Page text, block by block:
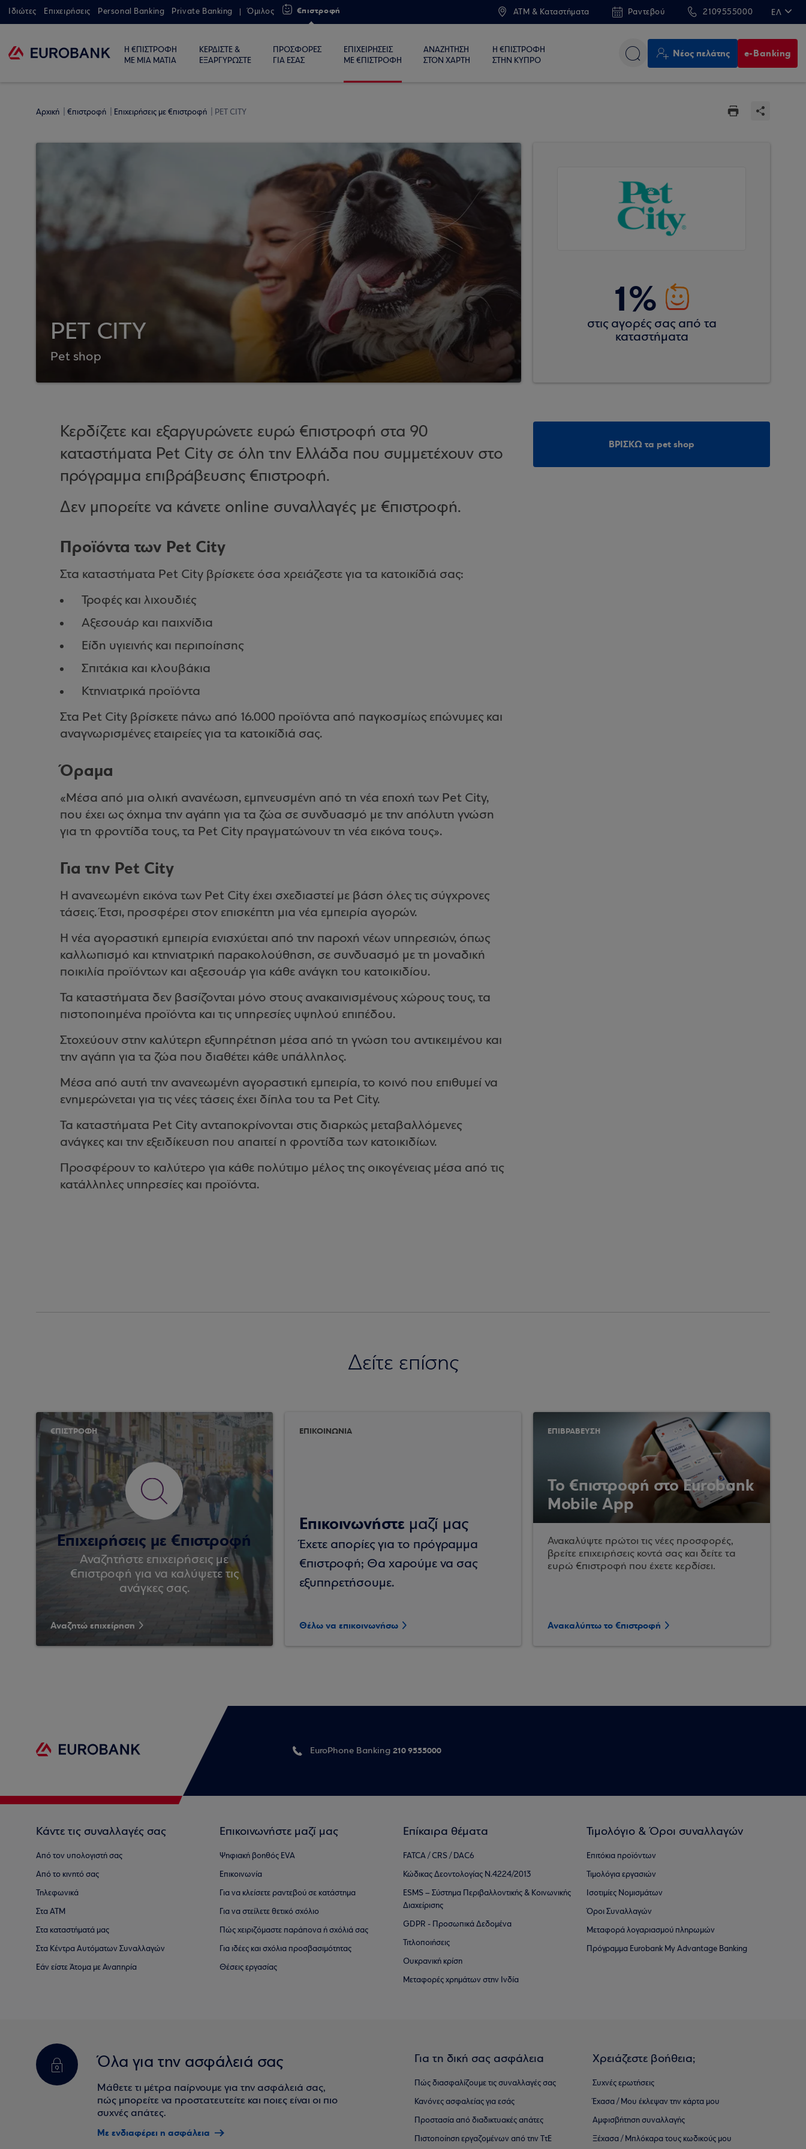
Ιδιώτες Επιχειρήσεις Personal Banking Private Banking Όμιλος €πιστροφή ATM & Καταστήματα Ραντεβού 2109555000 ΕΛ
Η €ΠΙΣΤΡΟΦΗ
ΜΕ ΜΙΑ ΜΑΤΙΑ
ΚΕΡΔΙΣΤΕ &
ΕΞΑΡΓΥΡΩΣΤΕ
ΠΡΟΣΦΟΡΕΣ
ΓΙΑ ΕΣΑΣ
ΕΠΙΧΕΙΡΗΣΕΙΣ
ΜΕ €ΠΙΣΤΡΟΦΗ
ΑΝΑΖΗΤΗΣΗ
ΣΤΟΝ ΧΑΡΤΗ
Η €ΠΙΣΤΡΟΦΗ
ΣΤΗΝ ΚΥΠΡΟ
Νέος πελάτης e-Banking
Αρχική €πιστροφή Επιχειρήσεις με €πιστροφή PET CITY
Pet shop
PET CITY
1%
στις αγορές σας από τα
καταστήματα
Κερδίζετε και εξαργυρώνετε ευρώ €πιστροφή στα 90
καταστήματα Pet City σε όλη την Ελλάδα που συμμετέχουν στο
πρόγραμμα επιβράβευσης €πιστροφή.
Δεν μπορείτε να κάνετε online συναλλαγές με €πιστροφή.
Προϊόντα των Pet City
Στα καταστήματα Pet City βρίσκετε όσα χρειάζεστε για τα κατοικίδιά σας:
Τροφές και λιχουδιές
Αξεσουάρ και παιχνίδια
Είδη υγιεινής και περιποίησης
Σπιτάκια και κλουβάκια
Κτηνιατρικά προϊόντα
Στα Pet City βρίσκετε πάνω από 16.000 προϊόντα από παγκοσμίως επώνυμες και
αναγνωρισμένες εταιρείες για τα κατοικίδιά σας.
Όραμα
«Μέσα από μια ολική ανανέωση, εμπνευσμένη από τη νέα εποχή των Pet City,
που έχει ως όχημα την αγάπη για τα ζώα σε συνδυασμό με την απόλυτη γνώση
για τη φροντίδα τους, τα Pet City πραγματώνουν τη νέα εικόνα τους».
Για την Pet City
Η ανανεωμένη εικόνα των Pet City έχει σχεδιαστεί με βάση όλες τις σύγχρονες
τάσεις. Έτσι, προσφέρει στον επισκέπτη μια νέα εμπειρία αγορών.
Η νέα αγοραστική εμπειρία ενισχύεται από την παροχή νέων υπηρεσιών, όπως
καλλωπισμό και κτηνιατρική παρακολούθηση, σε συνδυασμό με τη μοναδική
ποικιλία προϊόντων και αξεσουάρ για κάθε ανάγκη του κατοικιδίου.
Τα καταστήματα δεν βασίζονται μόνο στους ανακαινισμένους χώρους τους, τα
πιστοποιημένα προϊόντα και τις υπηρεσίες υψηλού επιπέδου.
Στοχεύουν στην καλύτερη εξυπηρέτηση μέσα από τη γνώση του αντικειμένου και
την αγάπη για τα ζώα που διαθέτει κάθε υπάλληλος.
Μέσα από αυτή την ανανεωμένη αγοραστική εμπειρία, το κοινό που επιθυμεί να
ενημερώνεται για τις νέες τάσεις έχει δίπλα του τα Pet City.
Τα καταστήματα Pet City ανταποκρίνονται στις διαρκώς μεταβαλλόμενες
ανάγκες και την εξειδίκευση που απαιτεί η φροντίδα των κατοικιδίων.
Προσφέρουν το καλύτερο για κάθε πολύτιμο μέλος της οικογένειας μέσα από τις
κατάλληλες υπηρεσίες και προϊόντα.
ΒΡΙΣΚΩ τα pet shop
Δείτε επίσης
€ΠΙΣΤΡΟΦΗ
Επιχειρήσεις με €πιστροφή
Αναζητήστε επιχειρήσεις με
€πιστροφή για να καλύψετε τις
ανάγκες σας.
Αναζητώ επιχείρηση
ΕΠΙΚΟΙΝΩΝΙΑ
Επικοινωνήστε μαζί μας
Έχετε απορίες για το πρόγραμμα
€πιστροφή; Θα χαρούμε να σας
εξυπηρετήσουμε.
Θέλω να επικοινωνήσω
ΕΠΙΒΡΑΒΕΥΣΗ
Το €πιστροφή στο Eurobank
Mobile App
Ανακαλύψτε πρώτοι τις νέες προσφορές,
βρείτε επιχειρήσεις κοντά σας και δείτε τα
ευρώ €πιστροφή που έχετε κερδίσει.
Ανακαλύπτω το €πιστροφή
EuroPhone Banking 210 9555000
Κάντε τις συναλλαγές σας
Από τον υπολογιστή σας
Από το κινητό σας
Τηλεφωνικά
Στα ΑΤΜ
Στα καταστήματά μας
Στα Κέντρα Αυτόματων Συναλλαγών
Εάν είστε Άτομα με Αναπηρία
Επικοινωνήστε μαζί μας
Ψηφιακή βοηθός EVA
Επικοινωνία
Για να κλείσετε ραντεβού σε κατάστημα
Για να στείλετε θετικό σχόλιο
Πώς χειριζόμαστε παράπονα ή σχόλιά σας
Για ιδέες και σχόλια προσβασιμότητας
Θέσεις εργασίας
Επίκαιρα θέματα
FATCA / CRS / DAC6
Κώδικας Δεοντολογίας Ν.4224/2013
ESMS – Σύστημα Περιβαλλοντικής & Κοινωνικής
Διαχείρισης
GDPR - Προσωπικά Δεδομένα
Τιτλοποιήσεις
Ουκρανική κρίση
Μεταφορές χρημάτων στην Ινδία
Τιμολόγιο & Όροι συναλλαγών
Επιτόκια προϊόντων
Τιμολόγια εργασιών
Ισοτιμίες Νομισμάτων
Όροι Συναλλαγών
Μεταφορά λογαριασμού πληρωμών
Πρόγραμμα Eurobank My Advantage Banking
Όλα για την ασφάλειά σας
Μάθετε τι μέτρα παίρνουμε για την ασφάλειά σας,
πώς μπορείτε να προστατευτείτε και ποιες είναι οι πιο
συχνές απάτες.
Με ενδιαφέρει η ασφάλεια
Για τη δική σας ασφάλεια
Πώς διασφαλίζουμε τις συναλλαγές σας
Κανόνες ασφαλείας για εσάς
Προστασία από διαδικτυακές απάτες
Πιστοποίηση εργαζομένων από την ΤτΕ
Χρειάζεστε βοήθεια;
Συχνές ερωτήσεις
Έχασα / Μου έκλεψαν την κάρτα μου
Αμφισβήτηση συναλλαγής
Ξέχασα / Μπλόκαρα τους κωδικούς μου